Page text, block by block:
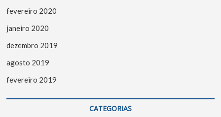
fevereiro 2020
janeiro 2020
dezembro 2019
agosto 2019
fevereiro 2019
CATEGORIAS